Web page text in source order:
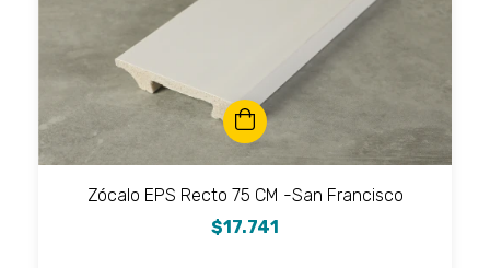
Zócalo EPS Recto 75 CM -San Francisco
$17.741